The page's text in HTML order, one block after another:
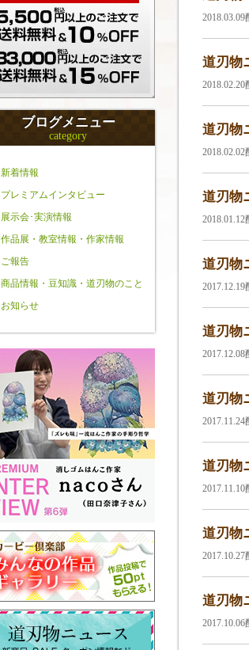
2018.03.09
道刃物
2018.02.20
道刃物
2018.02.02
道刃物
2018.01.12
道刃物
2017.12.19
道刃物
2017.12.08
道刃物
2017.11.24
道刃物
2017.11.10
道刃物
2017.10.27
道刃物
2017.10.06
ブログメニュー
category
新着情報
プレミアムインタビュー
展示会･実演情報
作品展・教室情報・作家情報
ご報告
商品情報・豆知識・道刃物のこと
お知らせ